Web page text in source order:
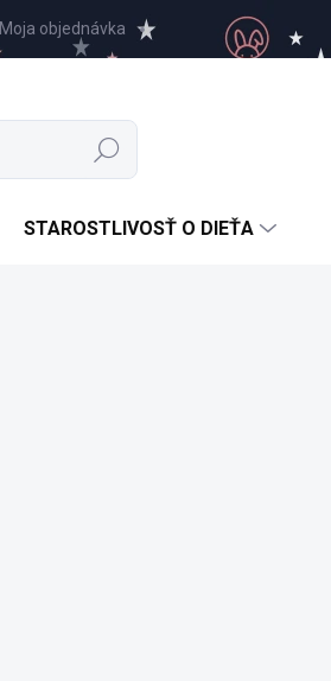
Moja objednávka
Hľadať
STAROSTLIVOSŤ O DIEŤA